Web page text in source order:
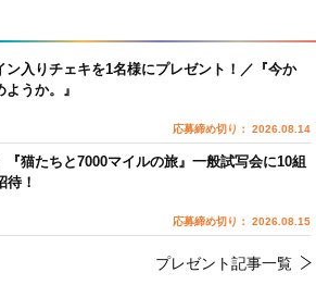
ン入りチェキを1名様にプレゼント！／『今か
うか。』
応募締め切り： 2026.08.14
『猫たちと7000マイルの旅』一般試写会に10組
待！
応募締め切り： 2026.08.15
プレゼント記事一覧